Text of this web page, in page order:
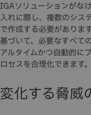
IGAソリューションがな
入れに際し、複数のシス
で作成する必要がありま
基づいて、必要なすべて
アルタイムかつ自動的に
ロセスを合理化できます。
変化する脅威